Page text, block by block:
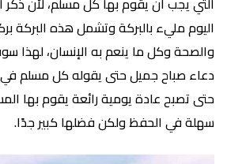
اليوم مليء بالبركة وتشمل هذه البركة
والصحة وكل ما ينعم به الإنسان، لهذا
دعاء صباح جميل حتى يقوله كل مسلم في
حتى تصبح عادة يومية رائعة يقوم بها
سهلة في الحفظ ولكن فضلها كبير جدًا.